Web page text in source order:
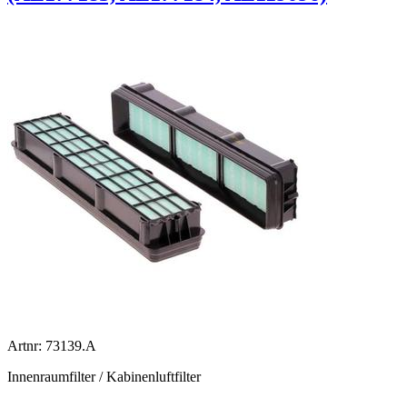
Artnr: 73139.A
Innenraumfilter / Kabinenluftfilter